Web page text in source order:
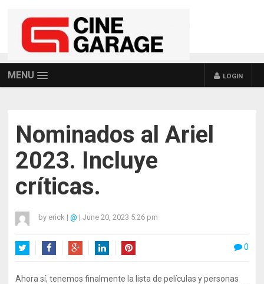
MENU LOGIN
Nominados al Ariel
2023. Incluye
críticas.
by erick | @ | June 20, 2023 5:26 pm
0
Ahora sí, tenemos finalmente la lista de películas y personas